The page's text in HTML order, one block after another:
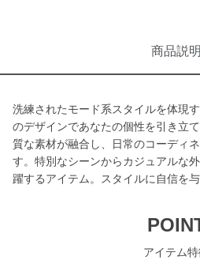
商品説明
洗練されたモード系スタイルを体現
のデザインであなたの個性を引き立
質な素材が融合し、日常のコーディ
す。特別なシーンからカジュアルな
躍するアイテム。スタイルに自信を
アイテム